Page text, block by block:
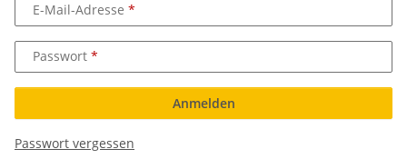
E-Mail-Adresse
Passwort
Anmelden
Passwort vergessen